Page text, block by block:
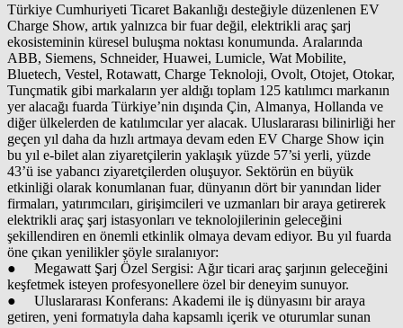
Türkiye Cumhuriyeti Ticaret Bakanlığı desteğiyle düzenlenen EV
Charge Show, artık yalnızca bir fuar değil, elektrikli araç şarj
ekosisteminin küresel buluşma noktası konumunda. Aralarında
ABB, Siemens, Schneider, Huawei, Lumicle, Wat Mobilite,
Bluetech, Vestel, Rotawatt, Charge Teknoloji, Ovolt, Otojet, Otokar,
Tunçmatik gibi markaların yer aldığı toplam 125 katılımcı markanın
yer alacağı fuarda Türkiye’nin dışında Çin, Almanya, Hollanda ve
diğer ülkelerden de katılımcılar yer alacak. Uluslararası bilinirliği her
geçen yıl daha da hızlı artmaya devam eden EV Charge Show için
bu yıl e-bilet alan ziyaretçilerin yaklaşık yüzde 57’si yerli, yüzde
43’ü ise yabancı ziyaretçilerden oluşuyor. Sektörün en büyük
etkinliği olarak konumlanan fuar, dünyanın dört bir yanından lider
firmaları, yatırımcıları, girişimcileri ve uzmanları bir araya getirerek
elektrikli araç şarj istasyonları ve teknolojilerinin geleceğini
şekillendiren en önemli etkinlik olmaya devam ediyor. Bu yıl fuarda
öne çıkan yenilikler şöyle sıralanıyor:
● Megawatt Şarj Özel Sergisi: Ağır ticari araç şarjının geleceğini
keşfetmek isteyen profesyonellere özel bir deneyim sunuyor.
● Uluslararası Konferans: Akademi ile iş dünyasını bir araya
getiren, yeni formatıyla daha kapsamlı içerik ve oturumlar sunan